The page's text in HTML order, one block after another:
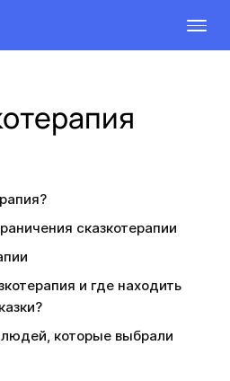
сказкотерапии
и где находить
которые выбрали